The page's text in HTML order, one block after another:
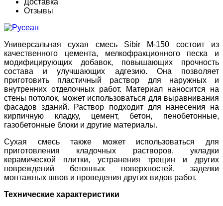
Отзывы
Универсальная сухая смесь Sibir М-150 состоит из
качественного цемента, мелкофракционного песка и
модифицирующих добавок, повышающих прочность
состава и улучшающих адгезию. Она позволяет
приготовить пластичный раствор для наружных и
внутренних отделочных работ. Материал наносится на
стены потолок, может использоваться для выравнивания
фасадов зданий. Раствор подходит для нанесения на
кирпичную кладку, цемент, бетон, пенобетонные,
газобетонные блоки и другие материалы.
Сухая смесь также может использоваться для
приготовления кладочных растворов, укладки
керамической плитки, устранения трещин и других
повреждений бетонных поверхностей, заделки
монтажных швов и проведения других видов работ.
Технические характеристики